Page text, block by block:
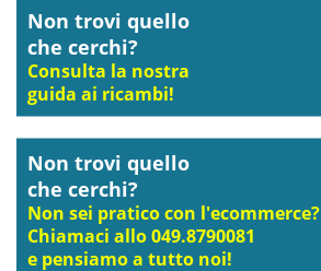
Non trovi quello
che cerchi?
Consulta la nostra
guida ai ricambi!
Non trovi quello
che cerchi?
Non sei pratico con l'ecommerce?
Chiamaci allo 049.8790081
e pensiamo a tutto noi!